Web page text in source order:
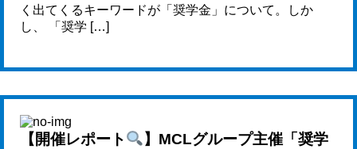
く出てくるキーワードが「奨学金」について。しか
し、 「奨学 […]
【開催レポート
】MCLグループ主催「奨学